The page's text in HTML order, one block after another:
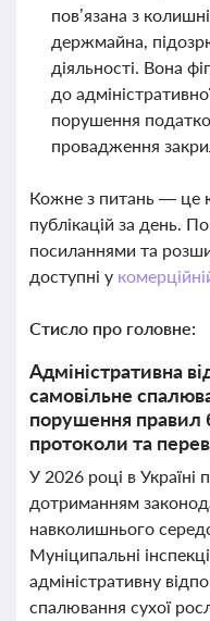
пов’язана з
держмайна,
діяльності. Вона
до
порушення
провадження
Кожне з питань — це
публікацій за день.
посиланнями та
доступні у
Стисло про головне:
Адміністративна
самовільне
порушення правил
протоколи та
У 2026 році в Україні
дотриманням
навколишнього
Муніципальні
адміністративну
спалювання сухої